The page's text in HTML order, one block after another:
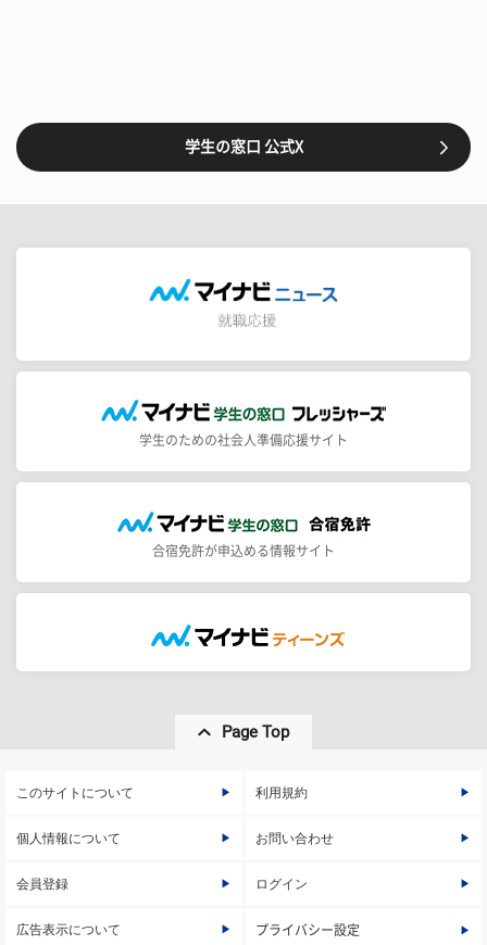
学生の窓口 公式X
学生のための社会人準備応援サイト
合宿免許が申込める情報サイト
Page Top
このサイトについて 利用規約
個人情報について お問い合わせ
会員登録 ログイン
広告表示について プライバシー設定